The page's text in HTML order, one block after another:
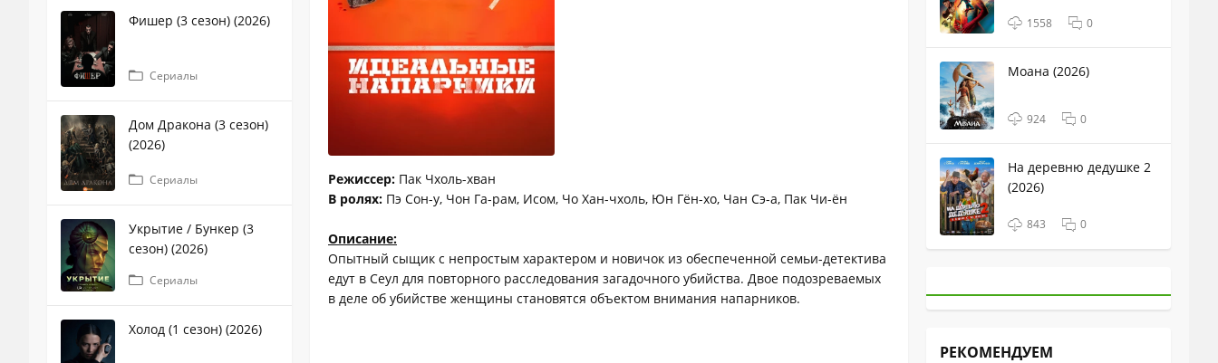
Фишер (3 сезон) (2026)
Сериалы
Дом Дракона (3 сезон)
(2026)
Сериалы
Укрытие / Бункер (3
сезон) (2026)
Сериалы
Холод (1 сезон) (2026)
Режиссер: Пак Чхоль-хван
В ролях: Пэ Сон-у, Чон Га-рам, Исом, Чо Хан-чхоль, Юн Гён-хо, Чан Сэ-а, Пак Чи-ён
Описание:
Опытный сыщик с непростым характером и новичок из обеспеченной семьи-детектива
едут в Сеул для повторного расследования загадочного убийства. Двое подозреваемых
в деле об убийстве женщины становятся объектом внимания напарников.
1558 0
Моана (2026)
924 0
На деревню дедушке 2
(2026)
843 0
РЕКОМЕНДУЕМ